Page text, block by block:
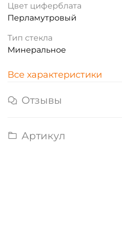
Цвет циферблата
Перламутровый
Тип стекла
Минеральное
Все характеристики
Отзывы
Артикул